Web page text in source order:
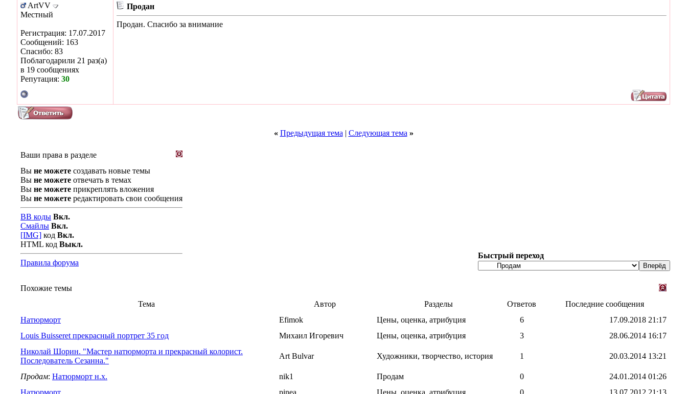
ArtVV
Местный
Регистрация: 17.07.2017
Сообщений: 163
Спасибо: 83
Поблагодарили 21 раз(а)
в 19 сообщениях
Репутация: 30
Продан
Продан. Спасибо за внимание
« Предыдущая тема | Следующая тема »
Ваши права в разделе
Вы не можете создавать новые темы
Вы не можете отвечать в темах
Вы не можете прикреплять вложения
Вы не можете редактировать свои сообщения
BB коды Вкл.
Смайлы Вкл.
[IMG] код Вкл.
HTML код Выкл.
Правила форума
Быстрый переход
Похожие темы
Тема
Автор Разделы Ответов
Последние сообщения
Натюрморт
Efimok Цены, оценка, атрибуция 6 17.09.2018 21:17
Louis Buisseret прекрасный портрет 35 год
Михаил Игоревич Цены, оценка, атрибуция 3 28.06.2014 16:17
Николай Шорин. "Мастер натюрморта и прекрасный колорист.
Последователь Сезанна."
Art Bulvar Художники, творчество, история 1 20.03.2014 13:21
Продам: Натюрморт н.х. nik1 Продам 0 24.01.2014 01:26
Натюрморт
pinea Цены, оценка, атрибуция 0 13.07.2012 21:13